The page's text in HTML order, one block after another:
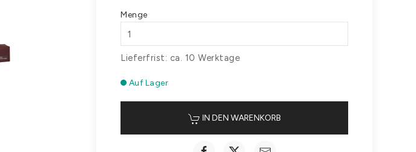
Menge
Lieferfrist: ca. 10 Werktage
Auf Lager
IN DEN WARENKORB